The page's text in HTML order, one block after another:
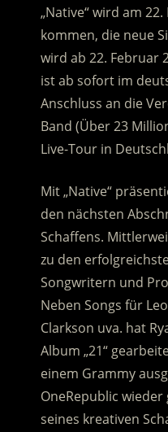
„Native“ wird am
kommen, die neue
wird ab 22. Februar
ist ab sofort im
Anschluss an die
Band (Über 23
Live-Tour in
Mit „Native“
den nächsten
Schaffens.
zu den
Songwritern und
Neben Songs für
Clarkson uva. hat
Album „21“
einem Grammy
OneRepublic
seines kreativen